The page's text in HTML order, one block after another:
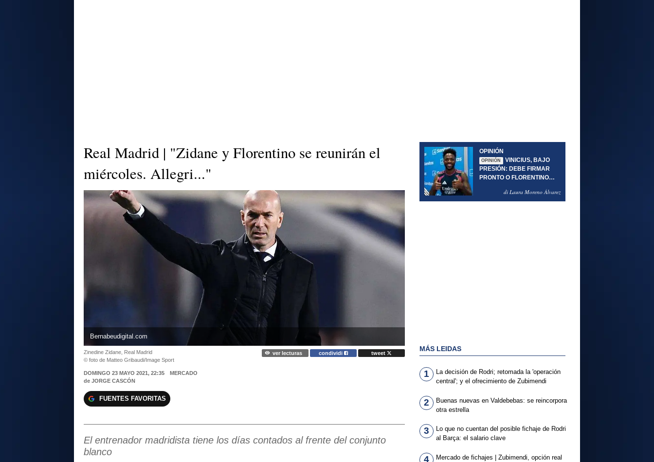
Real Madrid | "Zidane y Florentino se reunirán el
miércoles. Allegri..."
Bernabeudigital.com
Zinedine Zidane, Real Madrid
© foto de Matteo Gribaudi/Image Sport
ver lecturas condividi tweet
DOMINGO 23 MAYO 2021, 22:35
MERCADO
de JORGE CASCÓN
FUENTES FAVORITAS
El entrenador madridista tiene los días contados al frente del conjunto
blanco
OPINIÓN
OPINIÓN
VINICIUS, BAJO
PRESIÓN: DEBE FIRMAR
PRONTO O FLORENTINO
di Laura Moreno Álvarez
MÁS LEIDAS
1
La decisión de Rodri; retomada la 'operación
central'; y el ofrecimiento de Zubimendi
2
Buenas nuevas en Valdebebas: se reincorpora
otra estrella
3
Lo que no cuentan del posible fichaje de Rodri
al Barça: el salario clave
4
Mercado de fichajes | Zubimendi, opción real